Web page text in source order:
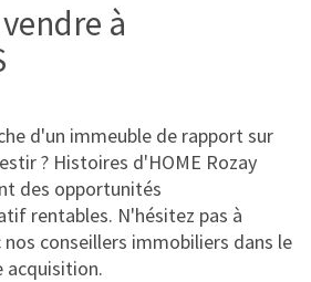
à
d'un immeuble de rapport sur
? Histoires d'HOME Rozay
des opportunités
rentables. N'hésitez pas à
conseillers immobiliers dans le
acquisition.